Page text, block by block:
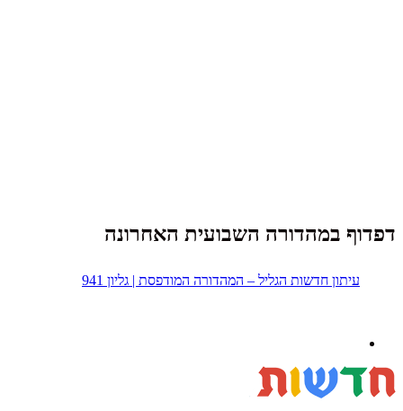
דפדוף במהדורה השבועית האחרונה
עיתון חדשות הגליל – המהדורה המודפסת | גליון 941